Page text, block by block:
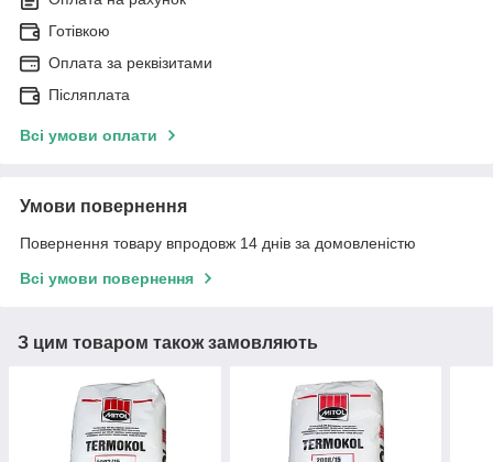
Готівкою
Оплата за реквізитами
Післяплата
Всі умови оплати
Умови повернення
Повернення товару впродовж 14 днів за домовленістю
Всі умови повернення
З цим товаром також замовляють